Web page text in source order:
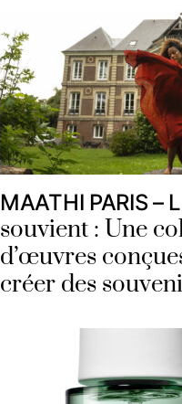
MAATHI PARIS –
souvient : Une
d’œuvres
créer des